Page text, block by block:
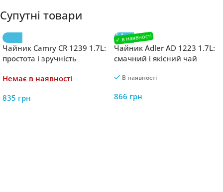
Супутні товари
Чайник Camry CR 1239 1.7L:
простота і зручність
Немає в наявності
835 грн
Чайник Adler AD 1223 1.7L:
смачний і якісний чай
В наявності
866 грн